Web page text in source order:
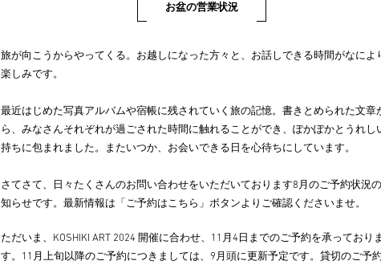
お盆の営業状況
旅が向こうからやってくる。お越しになった方々と、お話しできる時間がなによ
楽しみです。
最近はじめた写真アルバムや宿帳に残されていく旅の記憶。書きとめられた文章
ら、みなさんそれぞれが過ごされた時間に触れることができ、ぽかぽかとうれし
持ちに包まれました。またいつか、お会いできる日を心待ちにしています。
さてさて、日々たくさんのお問い合わせをいただいております8月のご予約状況
知らせです。最新情報は「ご予約はこちら」ボタンよりご確認くださいませ。
ただいま、KOSHIKI ART 2024 開催に合わせ、11月4日までのご予約を承っておりま
す。11月上旬以降のご予約につきましては、9月頭に更新予定です。貸切のご予